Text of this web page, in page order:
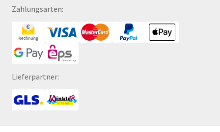
Zahlungsarten:
Lieferpartner: